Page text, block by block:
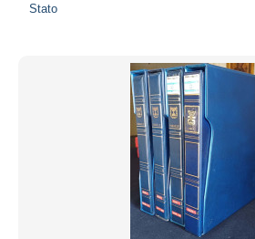
Stato